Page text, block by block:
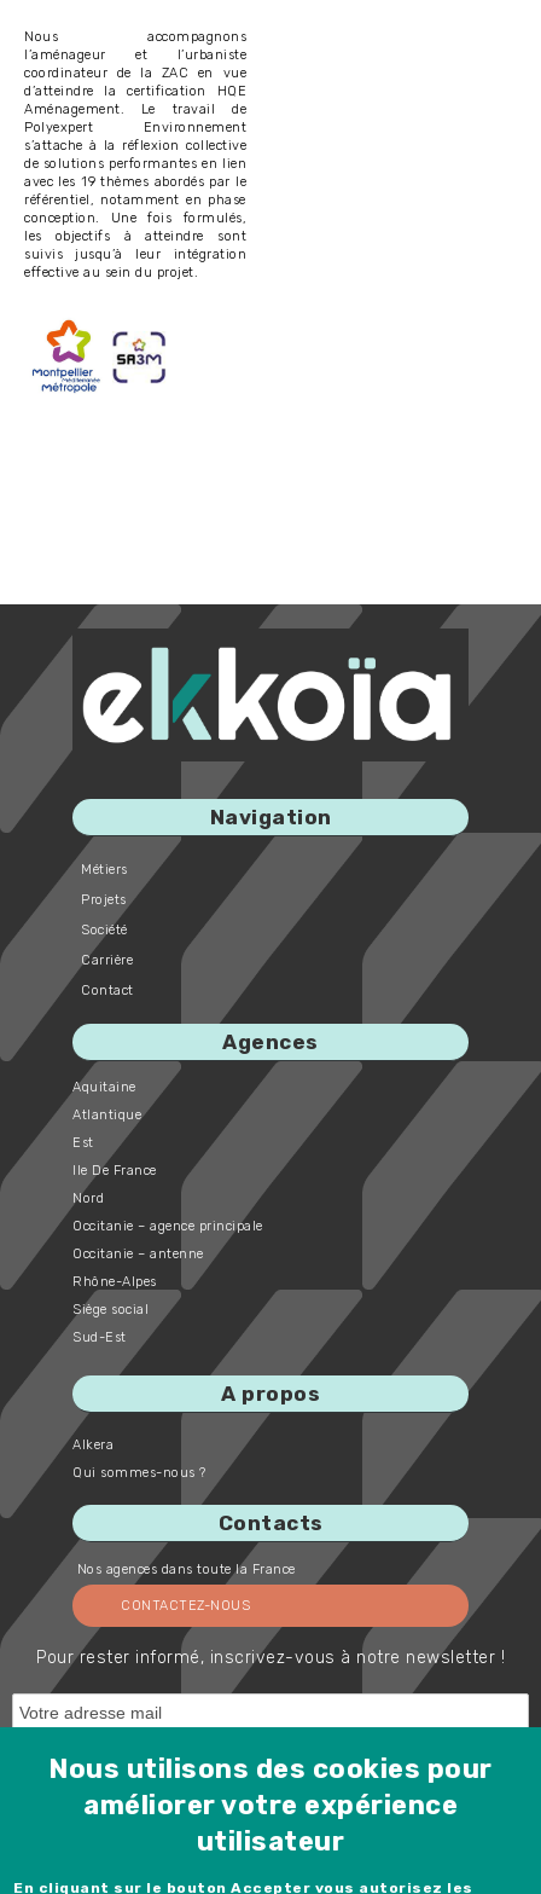
Nous accompagnons
l’aménageur et l’urbaniste
coordinateur de la ZAC en vue
d’atteindre la certification HQE
Aménagement. Le travail de
Polyexpert Environnement
s’attache à la réflexion collective
de solutions performantes en lien
avec les 19 thèmes abordés par le
référentiel, notamment en phase
conception. Une fois formulés,
les objectifs à atteindre sont
suivis jusqu’à leur intégration
effective au sein du projet.
Navigation
Métiers
Projets
Société
Carrière
Contact
Agences
Aquitaine
Atlantique
Est
Ile De France
Nord
Occitanie – agence principale
Occitanie – antenne
Rhône-Alpes
Siège social
Sud-Est
A propos
Alkera
Qui sommes-nous ?
Contacts
Nos agences dans toute la France
CONTACTEZ-NOUS
Pour rester informé, inscrivez-vous à notre newsletter !
Protected by Spam Master
Rejoignez-nous !
Nous utilisons des cookies pour
améliorer votre expérience
utilisateur
En cliquant sur le bouton Accepter vous autorisez les